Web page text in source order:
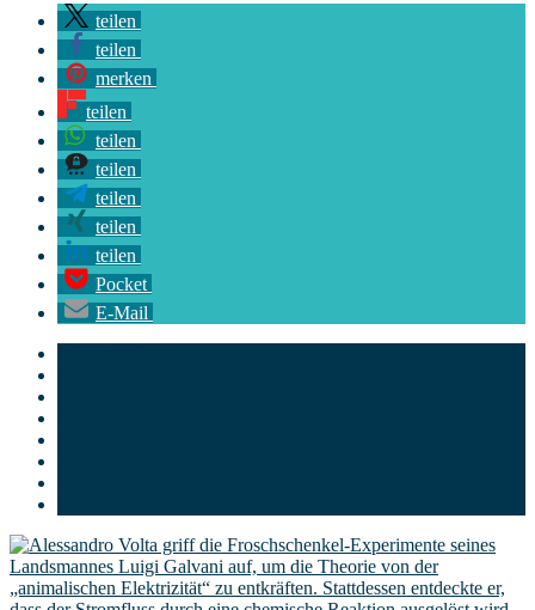
teilen
teilen
merken
teilen
teilen
teilen
teilen
teilen
teilen
Pocket
E-Mail